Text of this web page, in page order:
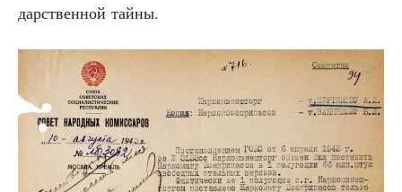
дар­ствен­ной тайны.